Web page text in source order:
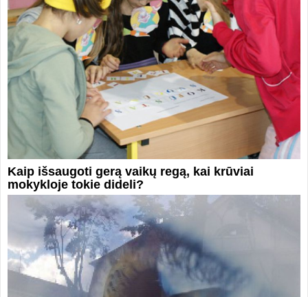
Kaip išsaugoti gerą vaikų regą, kai krūviai
mokykloje tokie dideli?